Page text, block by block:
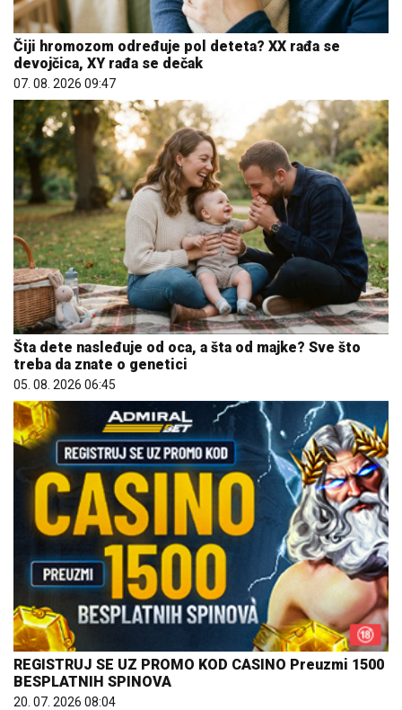
Čiji hromozom određuje pol deteta? XX rađa se
devojčica, XY rađa se dečak
07. 08. 2026 09:47
Šta dete nasleđuje od oca, a šta od majke? Sve što
treba da znate o genetici
05. 08. 2026 06:45
REGISTRUJ SE UZ PROMO KOD CASINO Preuzmi 1500
BESPLATNIH SPINOVA
20. 07. 2026 08:04